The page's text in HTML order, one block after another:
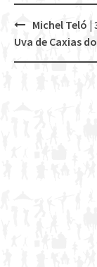
Post
navigation
Michel Teló |
Uva de Caxias